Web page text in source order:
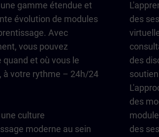
gamme étendue et
évolution de modules
Avec
vous pouvez
quand et où vous le
à votre rythme – 24h/24
culture
moderne au sein
des
des
des
des